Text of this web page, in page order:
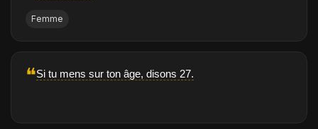
Femme
❝Si tu mens sur ton âge, disons 27.